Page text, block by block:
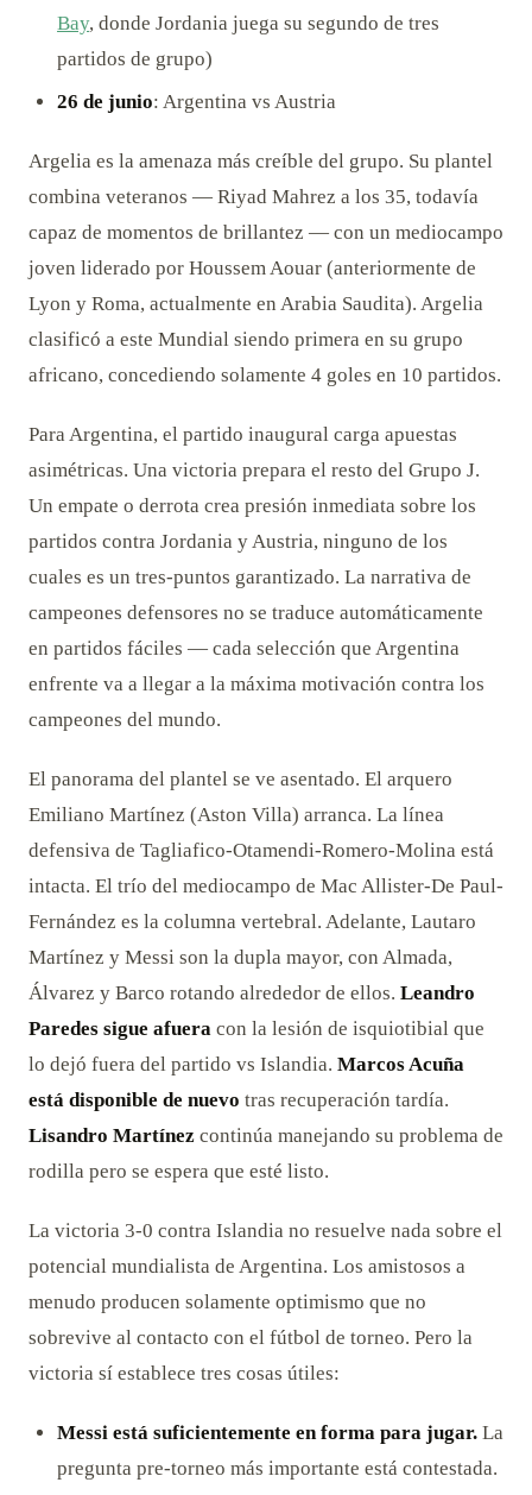
Bay, donde Jordania juega su segundo de tres
partidos de grupo)
26 de junio: Argentina vs Austria
Argelia es la amenaza más creíble del grupo. Su plantel
combina veteranos — Riyad Mahrez a los 35, todavía
capaz de momentos de brillantez — con un mediocampo
joven liderado por Houssem Aouar (anteriormente de
Lyon y Roma, actualmente en Arabia Saudita). Argelia
clasificó a este Mundial siendo primera en su grupo
africano, concediendo solamente 4 goles en 10 partidos.
Para Argentina, el partido inaugural carga apuestas
asimétricas. Una victoria prepara el resto del Grupo J.
Un empate o derrota crea presión inmediata sobre los
partidos contra Jordania y Austria, ninguno de los
cuales es un tres-puntos garantizado. La narrativa de
campeones defensores no se traduce automáticamente
en partidos fáciles — cada selección que Argentina
enfrente va a llegar a la máxima motivación contra los
campeones del mundo.
El panorama del plantel se ve asentado. El arquero
Emiliano Martínez (Aston Villa) arranca. La línea
defensiva de Tagliafico-Otamendi-Romero-Molina está
intacta. El trío del mediocampo de Mac Allister-De Paul-
Fernández es la columna vertebral. Adelante, Lautaro
Martínez y Messi son la dupla mayor, con Almada,
Álvarez y Barco rotando alrededor de ellos. Leandro
Paredes sigue afuera con la lesión de isquiotibial que
lo dejó fuera del partido vs Islandia. Marcos Acuña
está disponible de nuevo tras recuperación tardía.
Lisandro Martínez continúa manejando su problema de
rodilla pero se espera que esté listo.
La victoria 3-0 contra Islandia no resuelve nada sobre el
potencial mundialista de Argentina. Los amistosos a
menudo producen solamente optimismo que no
sobrevive al contacto con el fútbol de torneo. Pero la
victoria sí establece tres cosas útiles:
Messi está suficientemente en forma para jugar. La
pregunta pre-torneo más importante está contestada.